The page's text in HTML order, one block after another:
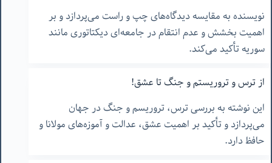
نویسنده به مقایسه دیدگاه‌های چپ و راست می‌پردازد و بر
اهمیت بخشش و عدم انتقام در جامعه‌ای دیکتاتوری مانند
سوریه تأکید می‌کند.
از ترس و تروریستم و جنگ تا عشق!
این نوشته به بررسی ترس، تروریسم و جنگ در جهان
می‌پردازد و تأکید بر اهمیت عشق، عدالت و آموزه‌های مولانا و
حافظ دارد.